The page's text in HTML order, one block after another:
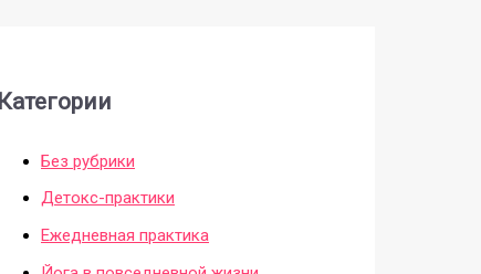
Категории
Без рубрики
Детокс-практики
Ежедневная практика